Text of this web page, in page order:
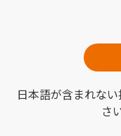
日本語が含まれな
さ